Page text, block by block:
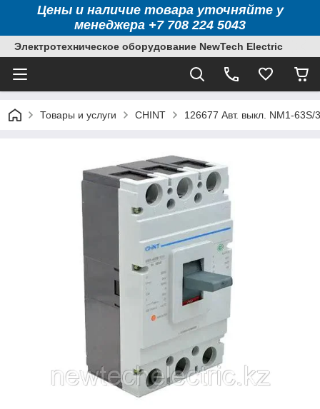
Цены и наличие товара уточняйте у
менеджера +7 708 224 5043
Электротехническое оборудование NewTech Electric
Товары и услуги CHINT 126677 Авт. выкл. NM1-63S/